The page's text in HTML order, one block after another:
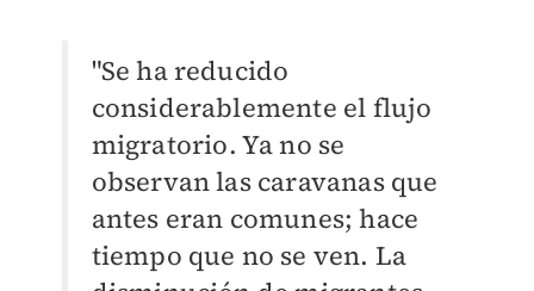
"Se ha reducido
considerablemente el flujo
migratorio. Ya no se
observan las caravanas que
antes eran comunes; hace
tiempo que no se ven. La